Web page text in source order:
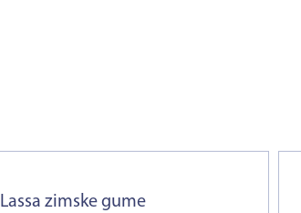
Lassa zimske gume